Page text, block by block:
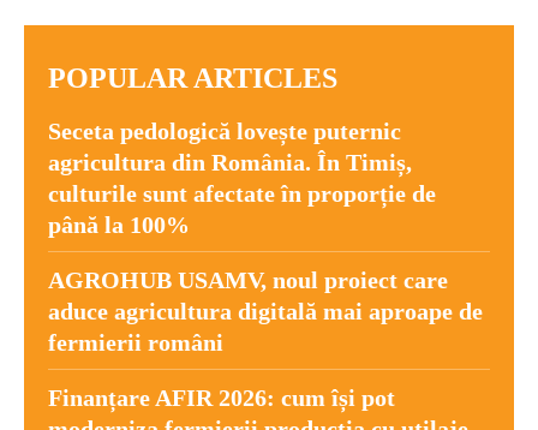
POPULAR ARTICLES
Seceta pedologică lovește puternic
agricultura din România. În Timiș,
culturile sunt afectate în proporție de
până la 100%
AGROHUB USAMV, noul proiect care
aduce agricultura digitală mai aproape de
fermierii români
Finanțare AFIR 2026: cum își pot